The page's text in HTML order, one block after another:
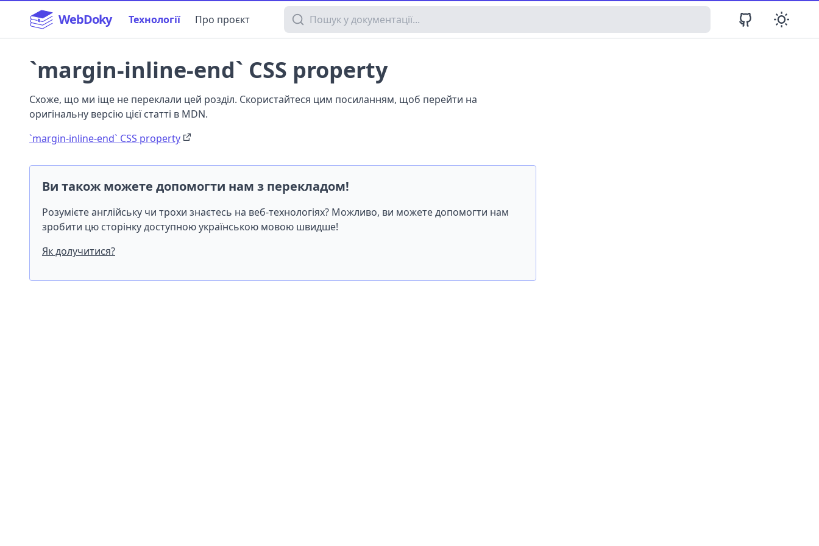
WebDoky Технології Про проєкт Пошук у документації
`margin-inline-end` CSS property
Схоже, що ми іще не переклали цей розділ. Скористайтеся цим посиланням, щоб перейти на
оригінальну версію цієї статті в MDN.
`margin-inline-end` CSS property
Ви також можете допомогти нам з перекладом!
Розумієте англійську чи трохи знаєтесь на веб-технологіях? Можливо, ви можете допомогти нам
зробити цю сторінку доступною українською мовою швидше!
Як долучитися?